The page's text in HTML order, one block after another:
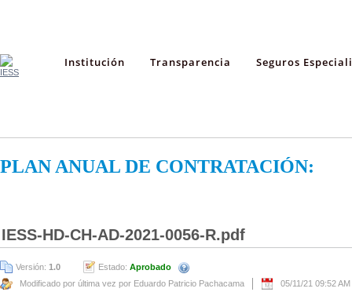
Institución Transparencia Seguros
PLAN ANUAL DE CONTRATACIÓN:
IESS-HD-CH-AD-2021-0056-R.pdf
Versión: 1.0 Estado: Aprobado
Modificado por última vez por Eduardo Patricio Pachacama
05/11/21 09:52 AM